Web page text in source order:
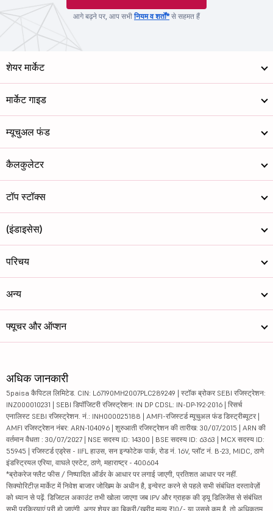
आगे बढ़ने पर, आप सभीनियम व शर्तों*से सहमत हैं
शेयर मार्केट
मार्केट गाइड
म्यूचुअल फंड
कैलकुलेटर
टॉप स्टॉक्स
(इंडाइसेस)
परिचय
अन्य
फ्यूचर और ऑप्शन
अधिक जानकारी
5paisa कैपिटल लिमिटेड. CIN: L67190MH2007PLC289249 | स्टॉक ब्रोकर SEBI रजिस्ट्रेशन:
INZ000010231 | SEBI डिपॉजिटरी रजिस्ट्रेशन: IN DP CDSL: IN-DP-192-2016 | रिसर्च
एनालिस्ट SEBI रजिस्ट्रेशन. नं.: INH000025188 | AMFI-रजिस्टर्ड म्यूचुअल फंड डिस्ट्रीब्यूटर |
AMFI रजिस्ट्रेशन नंबर: ARN-104096 | शुरुआती रजिस्ट्रेशन की तारीख: 30/07/2015 | ARN की
वर्तमान वैधता : 30/07/2027 | NSE सदस्य ID: 14300 | BSE सदस्य ID: 6363 | MCX सदस्य ID:
55945 | रजिस्टर्ड एड्रेस - IIFL हाउस, सन इन्फोटेक पार्क, रोड नं. 16V, प्लॉट नं. B-23, MIDC, ठाणे
इंडस्ट्रियल एरिया, वाघले एस्टेट, ठाणे, महाराष्ट्र - 400604
*ब्रोकरेज फ्लैट फीस / निष्पादित ऑर्डर के आधार पर लगाई जाएगी, प्रतिशत आधार पर नहीं.
सिक्योरिटीज़ मार्केट में निवेश बाजार जोखिम के अधीन है, इन्वेस्ट करने से पहले सभी संबंधित दस्तावेज़ों
को ध्यान से पढ़ें. डिजिटल अकाउंट तभी खोला जाएगा जब IPV और ग्राहक की ड्यू डिलिजेंस से संबंधित
सभी प्रक्रियाएं पूरी हो जाएंगी. अगर शेयर का बिक्री/खरीद मूल्य ₹10/- या उससे कम है, तो अधिकतम